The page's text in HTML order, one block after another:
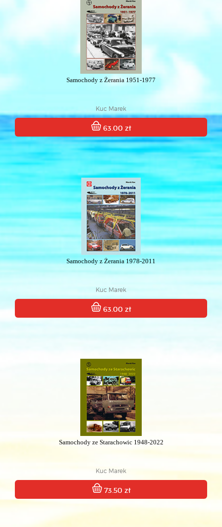
Samochody z Żerania 1951-1977
Kuc Marek
63.00 zł
Samochody z Żerania 1978-2011
Kuc Marek
63.00 zł
Samochody ze Starachowic 1948-2022
Kuc Marek
73.50 zł